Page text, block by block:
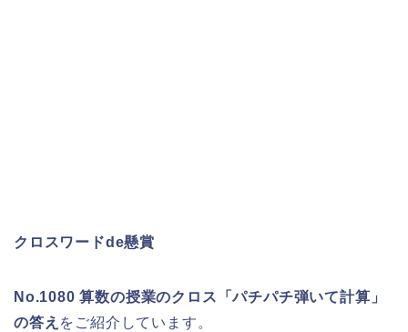
クロスワードde懸賞
No.1080 算数の授業のクロス「パチパチ弾いて計算」
の答え をご紹介しています。